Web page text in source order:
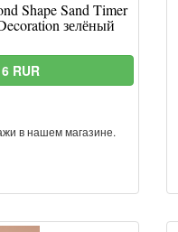
Shape Sand Timer
зелёный
RUR
в нашем магазине.